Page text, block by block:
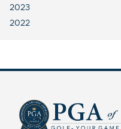
2023
2022